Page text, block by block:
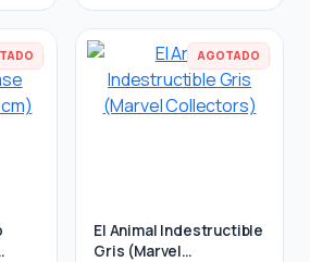
AGOTADO
El Animal Indestructible
Gris (Marvel